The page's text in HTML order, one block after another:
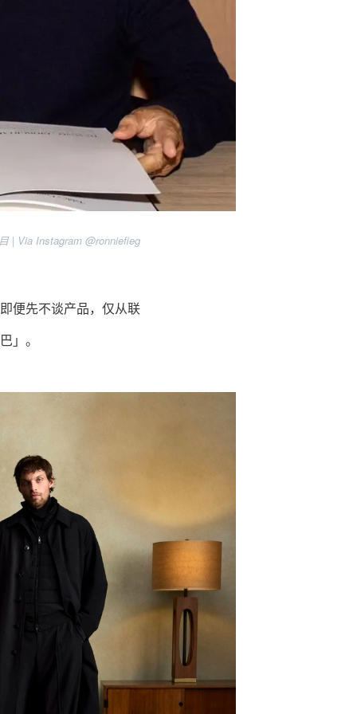
| Via Instagram @ronniefieg
便先不谈产品，仅从联
」。